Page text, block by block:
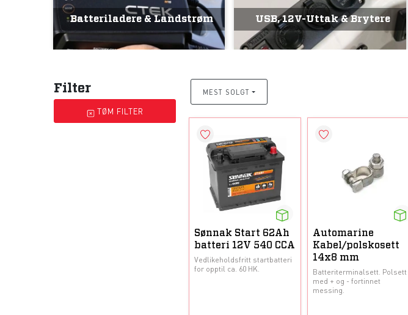
Batteriladere & Landstrøm USB, 12V-Uttak & Brytere
Filter
TØM FILTER
MEST SOLGT
Sønnak Start 62Ah
batteri 12V 540 CCA
Vedlikeholdsfritt startbatteri
for opptil ca. 60 HK.
Automarine
Kabel/polskosett
14x8 mm
Batteriterminalsett. Polsett
med + og - fortinnet
messing.